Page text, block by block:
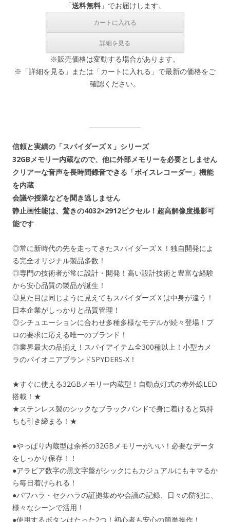
「送料無料 」でお届けします。
※販売価格は変動する場合があります。
※「詳細を見る」または「カートに入れる」で最新の価格をご
確認ください。
信頼と実績の「スパイダーズＸ」シリーズ
32GBメモリー内蔵なので、他に外部メモリーを必要としません
クリアーな音声を長時間録音できる「ボイスレコーダー」機能
を内蔵
会議や授業などを聞き逃しません
静止画性能は、驚きの4032×2912ピクセル！超高解像度撮影可
能です
◎常に新時代の先を走ってきたスパイダーズＸ！独自開発によ
る完全オリジナル製品多数！
◎専門の技術者が常に設計・開発！高い設計技術と豊富な経験
から安心品質の製品が誕生！
◎見た目は同じように見えてもスパイダーズＸは中身が違う！
日本企業がしっかりと品質管理！
◎シチュエーションに合わせ多種多様なモデルが続々登場！プ
ロの要求に応える唯一のブランド！
◎業界最大の品揃え！スパイアイテム全300種以上！小型カメ
ラのパイオニアブランドSPYDERS-X！
★すぐに使える32GBメモリー内蔵型！自動点灯式の赤外線LED
搭載！★
★ステンレス製のシックなブラックバンドで身に着けると気持
ちも引き締まる！★
●やっぱり内蔵型は余裕の32GBメモリーがいい！必要なデータ
をしっかり保存！！
●アラビア数字の黒文字盤がシックにもカジュアルにもキマるか
ら毎日着けられる！
●パワハラ・セクハラの証拠集めや会議の記録、日々の防犯に、
様々なシーンで活用！
●使用するボタンはたった2つ！初心者も安心の簡単操作！